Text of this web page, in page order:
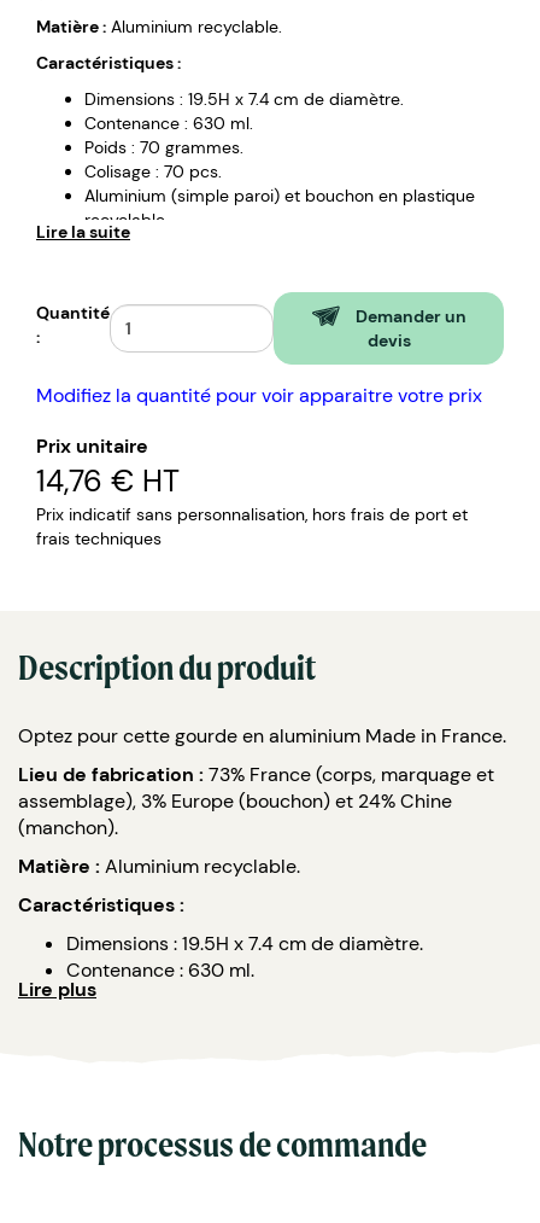
Matière : Aluminium recyclable.
Caractéristiques :
Dimensions : 19.5H x 7.4 cm de diamètre.
Contenance : 630 ml.
Poids : 70 grammes.
Colisage : 70 pcs.
Aluminium (simple paroi) et bouchon en plastique
recyclable.
Manchon en liège.
personnalisation au pantone à partir de 2 000 pcs.
Marquage : monochrome sur le manchon en gravure
laser.
Délais de livraison : 3 semaines après le BAT.
Lire la suite
Quantité
:
Demander un
devis
Modifiez la quantité pour voir apparaitre votre prix
Prix unitaire
14,76 € HT
Prix indicatif sans personnalisation, hors frais de port et
frais techniques
Description du produit
Optez pour cette gourde en aluminium Made in France.
Lieu de fabrication : 73% France (corps, marquage et
assemblage), 3% Europe (bouchon) et 24% Chine
(manchon).
Matière : Aluminium recyclable.
Caractéristiques :
Dimensions : 19.5H x 7.4 cm de diamètre.
Contenance : 630 ml.
Poids : 70 grammes.
Personnalisation : bouchon marron ou
personnalisation au pantone à partir de 2 000 pcs.
Lire plus
Notre processus de commande